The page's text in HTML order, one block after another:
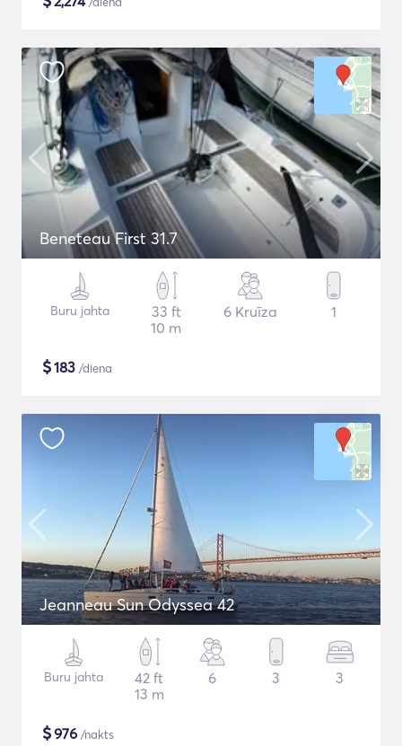
Beneteau First 31.7
Buru jahta
33 ft
10 m
6 Kruīza 1
$183 /diena
Jeanneau Sun Odyssea 42
Buru jahta
42 ft
13 m
6 3 3
$976 /nakts